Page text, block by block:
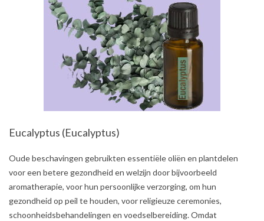
Eucalyptus (Eucalyptus)
2021-
Oude beschavingen gebruikten essentiële oliën en plantdelen
voor een betere gezondheid en welzijn door bijvoorbeeld
aromatherapie, voor hun persoonlijke verzorging, om hun
gezondheid op peil te houden, voor religieuze ceremonies,
schoonheidsbehandelingen en voedselbereiding. Omdat